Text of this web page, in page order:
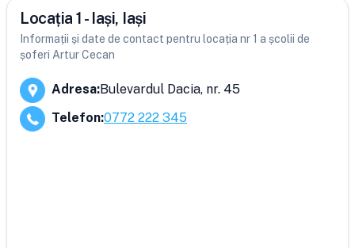
Locația 1 - Iași, Iași
Informații și date de contact pentru locația nr 1 a școlii de
șoferi Artur Cecan
Adresa:Bulevardul Dacia, nr. 45
Telefon:0772 222 345